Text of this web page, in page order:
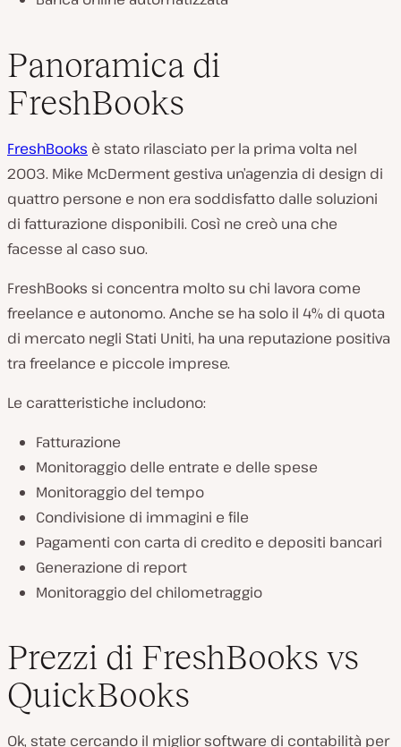
Panoramica di
FreshBooks
FreshBooks è stato rilasciato per la prima volta nel
2003. Mike McDerment gestiva un’agenzia di design di
quattro persone e non era soddisfatto dalle soluzioni
di fatturazione disponibili. Così ne creò una che
facesse al caso suo.
FreshBooks si concentra molto su chi lavora come
freelance e autonomo. Anche se ha solo il 4% di quota
di mercato negli Stati Uniti, ha una reputazione positiva
tra freelance e piccole imprese.
Le caratteristiche includono:
Fatturazione
Monitoraggio delle entrate e delle spese
Monitoraggio del tempo
Condivisione di immagini e file
Pagamenti con carta di credito e depositi bancari
Generazione di report
Monitoraggio del chilometraggio
Prezzi di FreshBooks vs
QuickBooks
Ok, state cercando il miglior software di contabilità per